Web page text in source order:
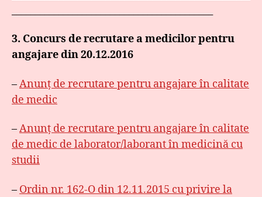
3. Concurs de recrutare a medicilor pentru
angajare din 20.12.2016
–Anunţ de recrutare pentru angajare în calitate
de medic
–Anunţ de recrutare pentru angajare în calitate
de medic de laborator/laborant în medicină cu
studii
– Ordin nr. 162-O din 12.11.2015 cu privire la